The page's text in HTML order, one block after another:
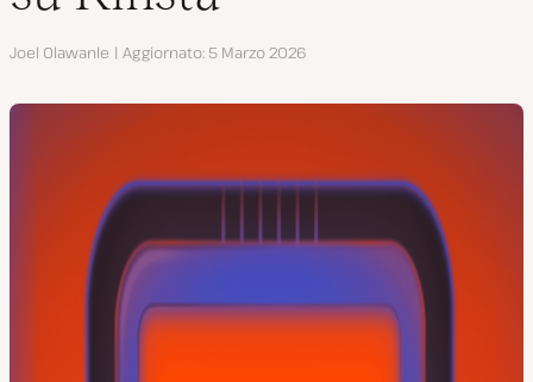
Autore
Joel Olawanle Aggiornato 5 Marzo 2026